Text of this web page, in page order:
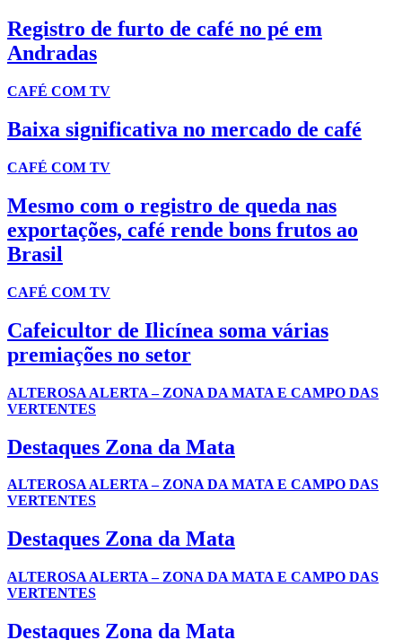
Registro de furto de café no pé em
Andradas
CAFÉ COM TV
Baixa significativa no mercado de café
CAFÉ COM TV
Mesmo com o registro de queda nas
exportações, café rende bons frutos ao
Brasil
CAFÉ COM TV
Cafeicultor de Ilicínea soma várias
premiações no setor
ALTEROSA ALERTA – ZONA DA MATA E CAMPO DAS
VERTENTES
Destaques Zona da Mata
ALTEROSA ALERTA – ZONA DA MATA E CAMPO DAS
VERTENTES
Destaques Zona da Mata
ALTEROSA ALERTA – ZONA DA MATA E CAMPO DAS
VERTENTES
Destaques Zona da Mata